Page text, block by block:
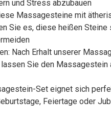
und Stress abzubauen
Massagesteine mit
Sie es, diese heißen Steine
Nach Erhalt unserer
Sie den
Set eignet sich
Feiertage oder